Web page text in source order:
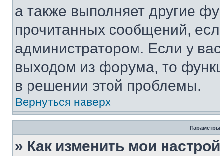
а также выполняет другие
прочитанных сообщений,
администратором. Если у
выходом из форума, то
в решении этой проблемы.
Вернуться наверх
Параметры
» Как изменить мои